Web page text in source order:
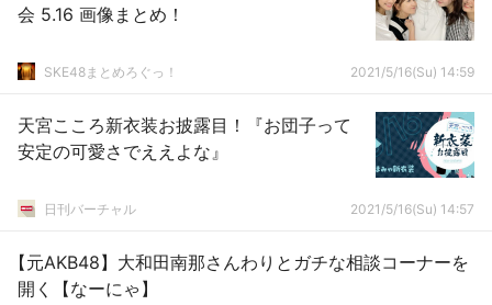
会 5.16 画像まとめ！
SKE48まとめろぐっ！ 2021/5/16(Su) 14:59
天宮こころ新衣装お披露目！『お団子って
安定の可愛さでええよな』
日刊バーチャル 2021/5/16(Su) 14:57
【元AKB48】大和田南那さんわりとガチな相談コーナーを
開く【なーにゃ】